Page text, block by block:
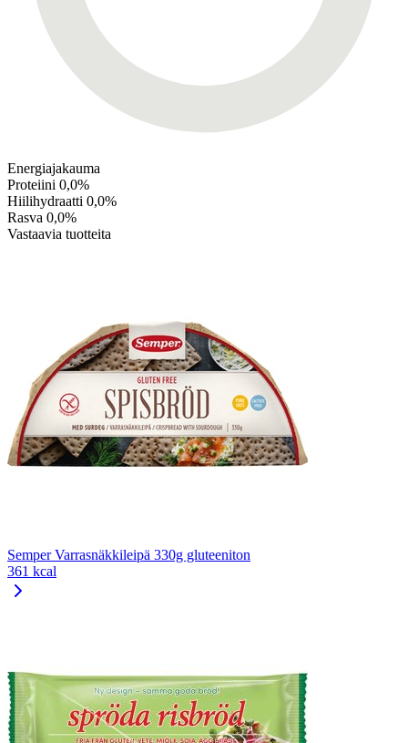
Energiajakauma
Proteiini 0,0%
Hiilihydraatti 0,0%
Rasva 0,0%
Vastaavia tuotteita
Semper Varrasnäkkileipä 330g gluteeniton
361 kcal